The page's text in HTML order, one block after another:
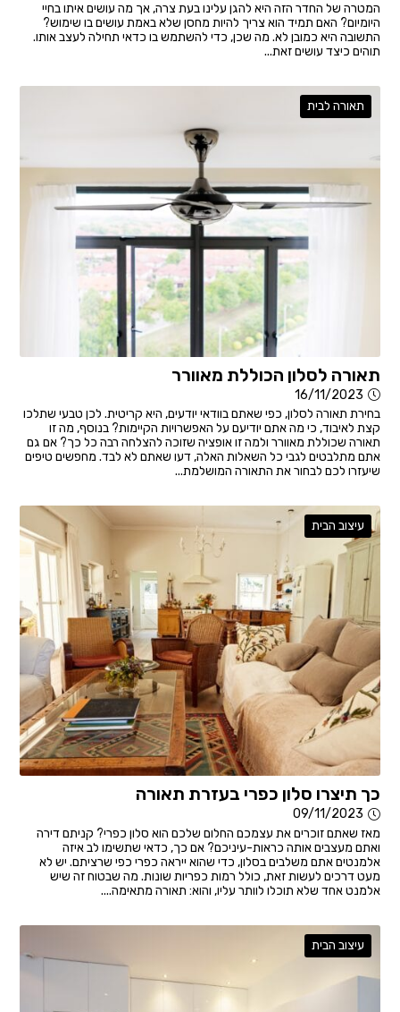
המטרה של החדר הזה היא להגן עלינו בעת צרה, אך מה עושים איתו בחיי
היומיום? האם תמיד הוא צריך להיות מחסן שלא באמת עושים בו שימוש?
התשובה היא כמובן לא. מה שכן, כדי להשתמש בו כדאי תחילה לעצב אותו.
תוהים כיצד עושים זאת...
תאורה לבית
תאורה לסלון הכוללת מאוורר
16/11/2023
בחירת תאורה לסלון, כפי שאתם בוודאי יודעים, היא קריטית. לכן טבעי שתלכו
קצת לאיבוד, כי מה אתם יודיעם על האפשרויות הקיימות? בנוסף, מה זו
תאורה שכוללת מאוורר ולמה זו אופציה שזוכה להצלחה רבה כל כך? אם גם
אתם מתלבטים לגבי כל השאלות האלה, דעו שאתם לא לבד. מחפשים טיפים
שיעזרו לכם לבחור את התאורה המושלמת...
עיצוב הבית
כך תיצרו סלון כפרי בעזרת תאורה
09/11/2023
מאז שאתם זוכרים את עצמכם החלום שלכם הוא סלון כפרי? קניתם דירה
ואתם מעצבים אותה כראות-עיניכם? אם כך, כדאי שתשימו לב איזה
אלמנטים אתם משלבים בסלון, כדי שהוא ייראה כפרי כפי שרציתם. יש לא
מעט דרכים לעשות זאת, כולל רמות כפריות שונות. מה שבטוח זה שיש
אלמנט אחד שלא תוכלו לוותר עליו, והוא: תאורה מתאימה....
עיצוב הבית